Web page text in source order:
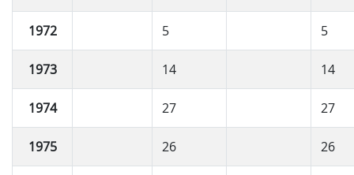
1972 5 5
1973 14 14
1974 27 27
1975 26 26